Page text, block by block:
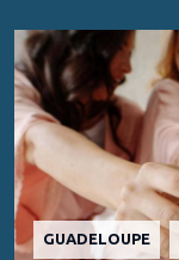
GUADELOUPE